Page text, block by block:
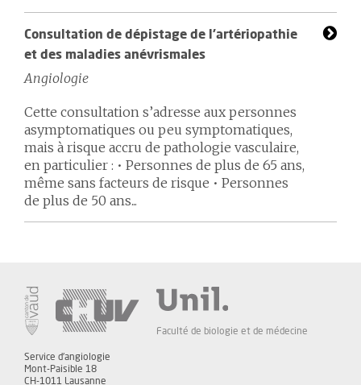
Consultation de dépistage de l’artériopathie
et des maladies anévrismales
Angiologie
Cette consultation s’adresse aux personnes
asymptomatiques ou peu symptomatiques,
mais à risque accru de pathologie vasculaire,
en particulier : • Personnes de plus de 65 ans,
même sans facteurs de risque • Personnes
de plus de 50 ans...
Faculté de biologie et de médecine
Service d'angiologie
Mont-Paisible 18
CH-1011 Lausanne